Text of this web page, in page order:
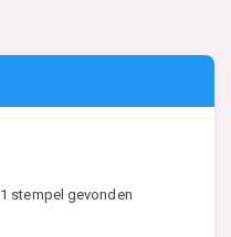
1 stempel gevonden